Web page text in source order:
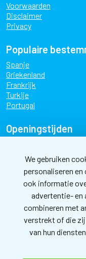
Voorwaarden
Disclaimer
Privacy
Populaire
Spanje
Griekenland
Frankrijk
Turkije
Portugal
Openingstijden
dinsdag
09:00 -
woensdag
09:00 -
donderdag
09:00 -
09:00 -
zaterdag
10:00 -
Nieuwsbrief
We gebruiken
personaliseren en
ook informatie
advertentie- en
combineren met
verstrekt of die zij
van hun